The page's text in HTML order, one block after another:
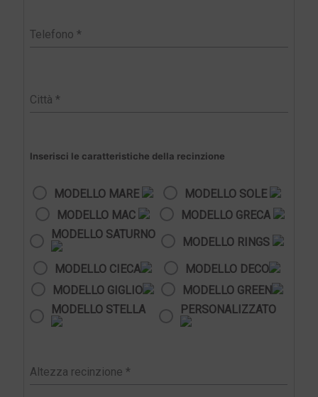
Inserisci le caratteristiche della recinzione
MODELLO MARE
MODELLO SOLE
MODELLO MAC
MODELLO GRECA
MODELLO SATURNO
MODELLO RINGS
MODELLO CIECA
MODELLO DECO
MODELLO GIGLIO
MODELLO GREEN
MODELLO STELLA
PERSONALIZZATO